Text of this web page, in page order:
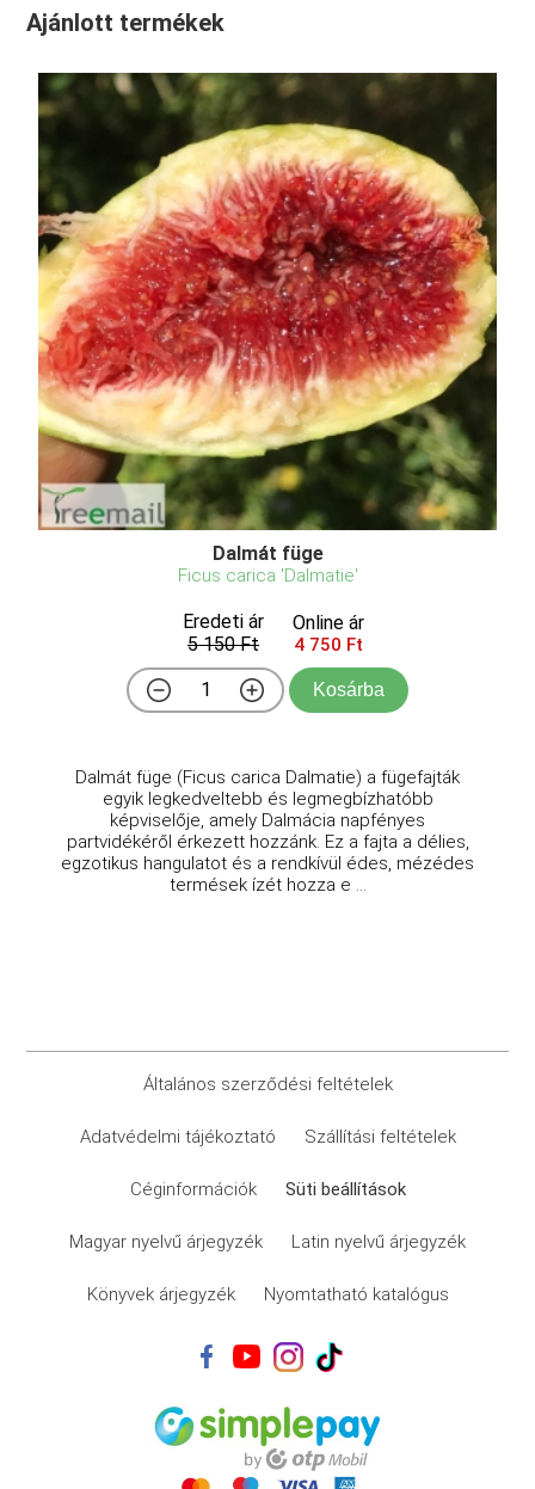
Ajánlott termékek
Dalmát füge
Ficus carica 'Dalmatie'
Eredeti ár
5 150 Ft
Online ár
4 750 Ft
Kosárba
Dalmát füge (Ficus carica Dalmatie) a fügefajták
egyik legkedveltebb és legmegbízhatóbb
képviselője, amely Dalmácia napfényes
partvidékéről érkezett hozzánk. Ez a fajta a délies,
egzotikus hangulatot és a rendkívül édes, mézédes
termések ízét hozza e ...
Általános szerződési feltételek
Adatvédelmi tájékoztató Szállítási feltételek
Céginformációk Süti beállítások
Magyar nyelvű árjegyzék Latin nyelvű árjegyzék
Könyvek árjegyzék Nyomtatható katalógus